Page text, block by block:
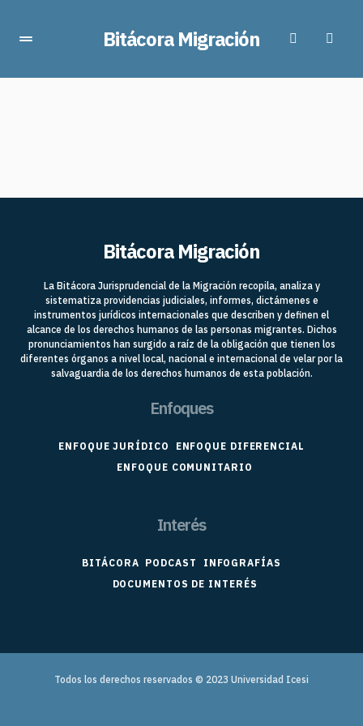
Bitácora Migración
Bitácora Migración
La Bitácora Jurisprudencial de la Migración recopila, analiza y
sistematiza providencias judiciales, informes, dictámenes e
instrumentos jurídicos internacionales que describen y definen el
alcance de los derechos humanos de las personas migrantes. Dichos
pronunciamientos han surgido a raíz de la obligación que tienen los
diferentes órganos a nivel local, nacional e internacional de velar por la
salvaguardia de los derechos humanos de esta población.
Enfoques
ENFOQUE JURÍDICO
ENFOQUE DIFERENCIAL
ENFOQUE COMUNITARIO
Interés
BITÁCORA PODCAST
INFOGRAFÍAS
DOCUMENTOS DE INTERÉS
Todos los derechos reservados © 2023 Universidad Icesi